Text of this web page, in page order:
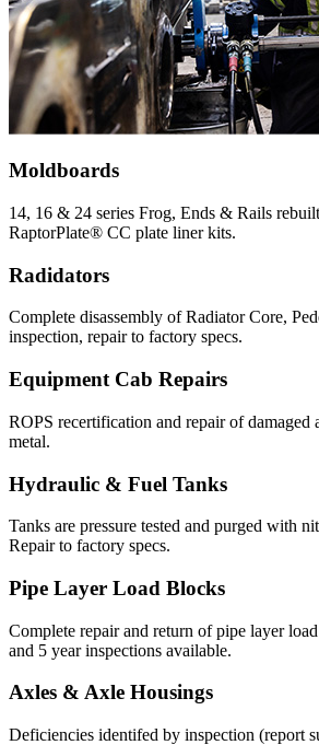
Moldboards
14, 16 & 24 series Frog, Ends & Rails
RaptorPlate® CC plate liner kits.
Radidators
Complete disassembly of Radiator Core,
inspection, repair to factory specs.
Equipment Cab Repairs
ROPS recertification and repair of damaged
metal.
Hydraulic & Fuel Tanks
Tanks are pressure tested and purged with
Repair to factory specs.
Pipe Layer Load Blocks
Complete repair and return of pipe layer
and 5 year inspections available.
Axles & Axle Housings
Deficiencies identifed by inspection (report